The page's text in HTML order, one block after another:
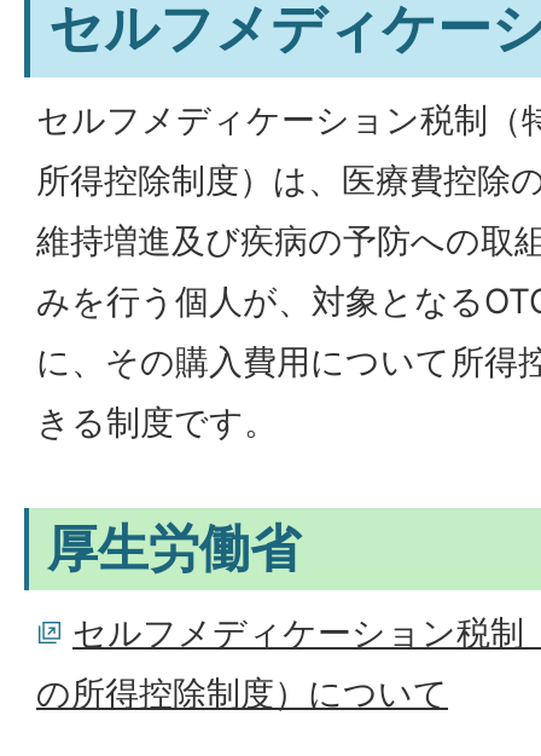
セルフメディケー
セルフメディケーション税制（
所得控除制度）は、医療費控除
維持増進及び疾病の予防への取
みを行う個人が、対象となる
に、その購入費用について所得
きる制度です。
厚生労働省
セルフメディケーション税制
の所得控除制度）について